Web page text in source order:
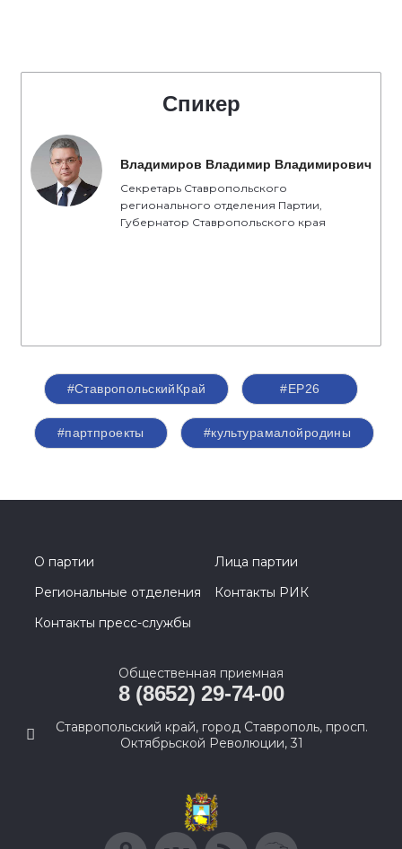
Спикер
Владимиров Владимир Владимирович
Секретарь Ставропольского
регионального отделения Партии,
Губернатор Ставропольского края
#СтавропольскийКрай #ЕР26
#партпроекты #культурамалойродины
О партии
Лица партии
Региональные отделения
Контакты РИК
Контакты пресс-службы
Общественная приемная
8 (8652) 29-74-00
Ставропольский край, город Ставрополь, просп.
Октябрьской Революции, 31